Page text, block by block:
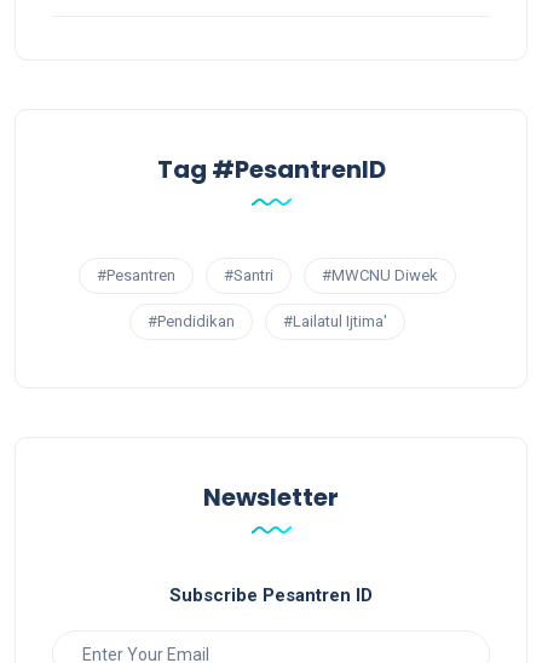
Tag #PesantrenID
#Pesantren #Santri #MWCNU Diwek
#Pendidikan #Lailatul Ijtima'
Newsletter
Subscribe Pesantren ID